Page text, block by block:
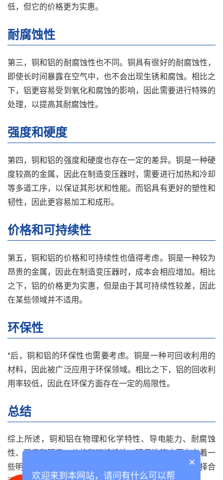
低，但它的价格更为实惠。
耐腐蚀性
第三，铜和铝的耐腐蚀性也不同。铜具有很好的耐腐蚀性，
即使长时间暴露在空气中，也不会出现生锈和腐蚀。相比之
下，铝更容易受到氧化和腐蚀的影响，因此需要进行特殊的
处理，以提高其耐腐蚀性。
强度和硬度
第四，铜和铝的强度和硬度也存在一定的差异。铜是一种硬
度较高的金属，因此在制造变压器时，需要进行加热和冷却
等多道工序，以保证其形状和性能。而铝具有更好的塑性和
韧性，因此更容易加工和成形。
价格和可持续性
第五，铜和铝的价格和可持续性也值得考虑。铜是一种较为
昂贵的金属，因此在制造变压器时，成本会相应增加。相比
之下，铝的价格更为实惠，但是由于其可持续性较差，因此
在某些领域并不适用。
环保性
*后，铜和铝的环保性也需要考虑。铜是一种可回收利用的
材料，因此被广泛应用于环保领域。相比之下，铝的回收利
用率较低，因此在环保方面存在一定的局限性。
总结
综上所述，铜和铝在物理和化学特性、导电能力、耐腐蚀
性、强度和硬度、价格和可持续性、环保性等方面存在着一
些明显的差异。在制造变压器时，应根据不同的需求选择合
×
欢迎来到本网站，请问有什么可以帮